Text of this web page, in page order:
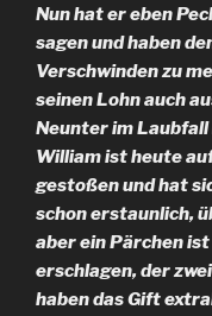
Nun hat er eben
sagen und haben
Verschwinden zu
seinen Lohn auch
Neunter im Laubfall
William ist heute
gestoßen und hat
schon erstaunlich,
aber ein Pärchen
erschlagen, der
haben das Gift